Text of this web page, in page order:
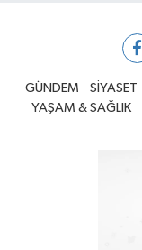
GÜNDEM SİYASET
YAŞAM & SAĞLIK